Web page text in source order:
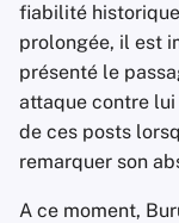
fiabilité
prolongée, il est
présenté le
attaque contre
de ces posts
remarquer son
A ce moment,